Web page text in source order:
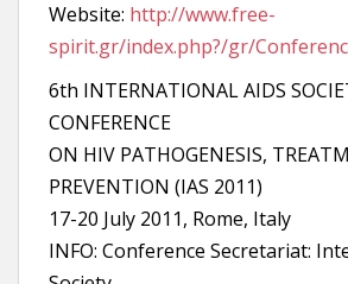
Website: http://www.free-
spirit.gr/index.php?/gr/
6th INTERNATIONAL AIDS
CONFERENCE
ON HIV PATHOGENESIS,
PREVENTION (IAS 2011)
17-20 July 2011, Rome, Italy
INFO: Conference Secretariat: